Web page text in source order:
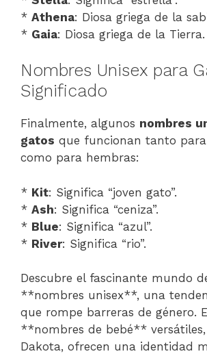
* Athena: Diosa griega de la
* Gaia: Diosa griega de la Tierra.
Nombres Unisex para
Significado
Finalmente, algunos nombres
gatos que funcionan tanto
como para hembras:
* Kit: Significa “joven gato”.
* Ash: Significa “ceniza”.
* Blue: Significa “azul”.
* River: Significa “rio”.
Descubre el fascinante mundo
**nombres unisex**, una
que rompe barreras de género.
**nombres de bebé**
Dakota, ofrecen una identidad